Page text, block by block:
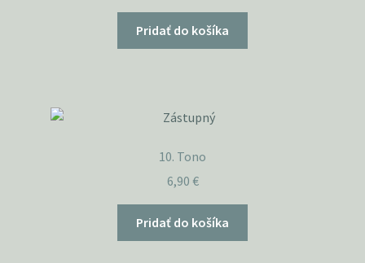
Pridať do košíka
10. Tono
6,90 €
Pridať do košíka